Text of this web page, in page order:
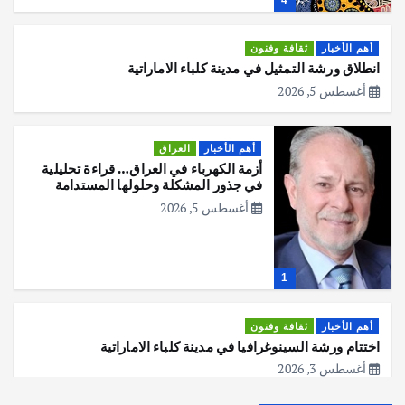
أهم الأخبار ثقافة وفنون
انطلاق ورشة التمثيل في مدينة كلباء الاماراتية
أغسطس 5, 2026
1
أهم الأخبار العراق
أزمة الكهرباء في العراق… قراءة تحليلية
في جذور المشكلة وحلولها المستدامة
أغسطس 5, 2026
أهم الأخبار ثقافة وفنون
اختتام ورشة السينوغرافيا في مدينة كلباء الاماراتية
أغسطس 3, 2026